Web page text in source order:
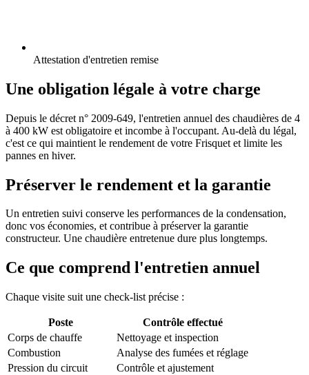
Attestation d'entretien remise
Une obligation légale à votre charge
Depuis le décret n° 2009-649, l'entretien annuel des chaudières de 4
à 400 kW est obligatoire et incombe à l'occupant. Au-delà du légal,
c'est ce qui maintient le rendement de votre Frisquet et limite les
pannes en hiver.
Préserver le rendement et la garantie
Un entretien suivi conserve les performances de la condensation,
donc vos économies, et contribue à préserver la garantie
constructeur. Une chaudière entretenue dure plus longtemps.
Ce que comprend l'entretien annuel
Chaque visite suit une check-list précise :
Poste
Contrôle effectué
Corps de chauffe
Nettoyage et inspection
Combustion
Analyse des fumées et réglage
Pression du circuit
Contrôle et ajustement